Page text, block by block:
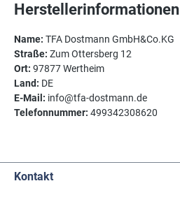
Herstellerinformationen
Name: TFA Dostmann GmbH&Co.KG
Straße: Zum Ottersberg 12
Ort: 97877 Wertheim
Land: DE
E-Mail: info@tfa-dostmann.de
Telefonnummer: 499342308620
Kontakt